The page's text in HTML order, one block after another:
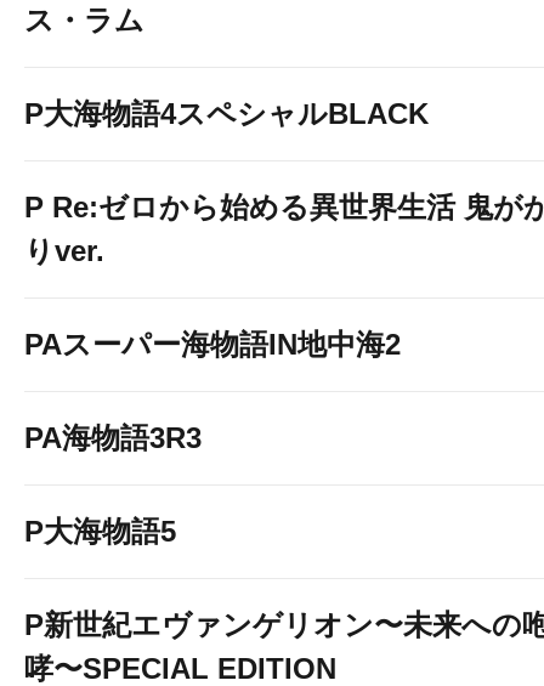
ス・ラム
P大海物語4スペシャルBLACK
P Re:ゼロから始める異世界生活 鬼が
りver.
PAスーパー海物語IN地中海2
PA海物語3R3
P大海物語5
P新世紀エヴァンゲリオン〜未来への
哮〜SPECIAL EDITION